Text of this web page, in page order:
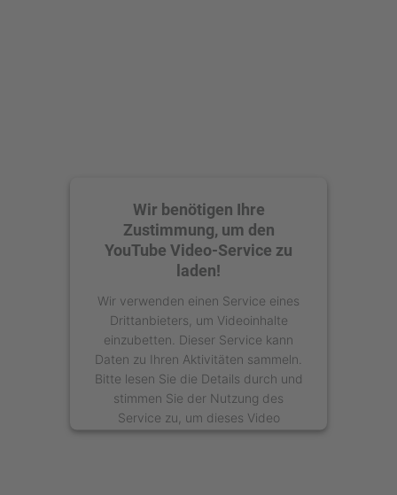
Wir benötigen Ihre
Zustimmung, um den
YouTube Video-Service zu
laden!
Wir verwenden einen Service eines
Drittanbieters, um Videoinhalte
einzubetten. Dieser Service kann
Daten zu Ihren Aktivitäten sammeln.
Bitte lesen Sie die Details durch und
stimmen Sie der Nutzung des
Service zu, um dieses Video
anzusehen.